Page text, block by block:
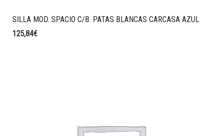
SILLA MOD. SPACIO C/B. PATAS BLANCAS CARCASA AZUL
125,84€